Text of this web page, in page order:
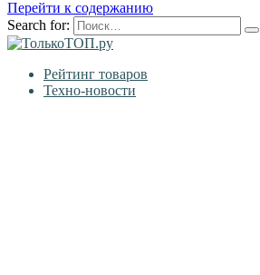
Перейти к содержанию
Search for:
Рейтинг товаров
Техно-новости